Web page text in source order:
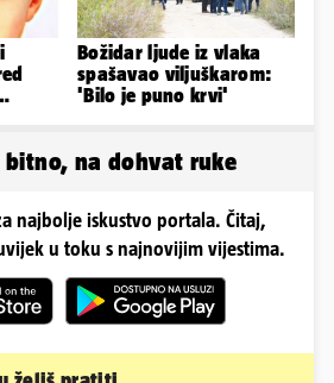
Božidar ljude iz vlaka
spašavao viljuškarom:
'Bilo je puno krvi'
bitno, na dohvat ruke
najbolje iskustvo portala. Čitaj,
u toku s najnovijim vijestima.